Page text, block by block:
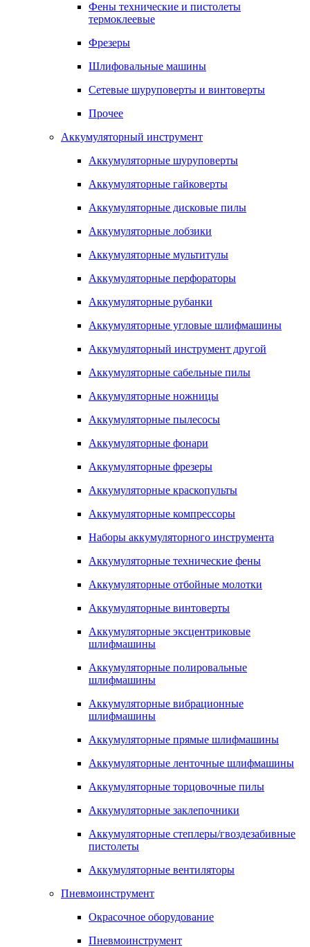
Фены технические и пистолеты
термоклеевые
Фрезеры
Шлифовальные машины
Сетевые шуруповерты и винтоверты
Прочее
Аккумуляторный инструмент
Аккумуляторные шуруповерты
Аккумуляторные гайковерты
Аккумуляторные дисковые пилы
Аккумуляторные лобзики
Аккумуляторные мультитулы
Аккумуляторные перфораторы
Аккумуляторные рубанки
Аккумуляторные угловые шлифмашины
Аккумуляторный инструмент другой
Аккумуляторные сабельные пилы
Аккумуляторные ножницы
Аккумуляторные пылесосы
Аккумуляторные фонари
Аккумуляторные фрезеры
Аккумуляторные краскопульты
Аккумуляторные компрессоры
Наборы аккумуляторного инструмента
Аккумуляторные технические фены
Аккумуляторные отбойные молотки
Аккумуляторные винтоверты
Аккумуляторные эксцентриковые
шлифмашины
Аккумуляторные полировальные
шлифмашины
Аккумуляторные вибрационные
шлифмашины
Аккумуляторные прямые шлифмашины
Аккумуляторные ленточные шлифмашины
Аккумуляторные торцовочные пилы
Аккумуляторные заклепочники
Аккумуляторные степлеры/гвоздезабивные
пистолеты
Аккумуляторные вентиляторы
Пневмоинструмент
Окрасочное оборудование
Пневмоинструмент